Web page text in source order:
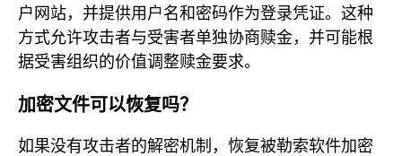
户网站，并提供用户名和密码作为登录凭证。这种
方式允许攻击者与受害者单独协商赎金，并可能根
据受害组织的价值调整赎金要求。
加密文件可以恢复吗？
如果没有攻击者的解密机制，恢复被勒索软件加密